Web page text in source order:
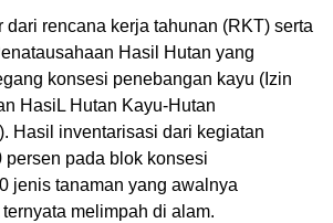
dari rencana kerja tahunan (RKT) serta
Hasil Hutan yang
konsesi penebangan kayu (Izin
HasiL Hutan Kayu-Hutan
Hasil inventarisasi dari kegiatan
pada blok konsesi
jenis tanaman yang awalnya
melimpah di alam.